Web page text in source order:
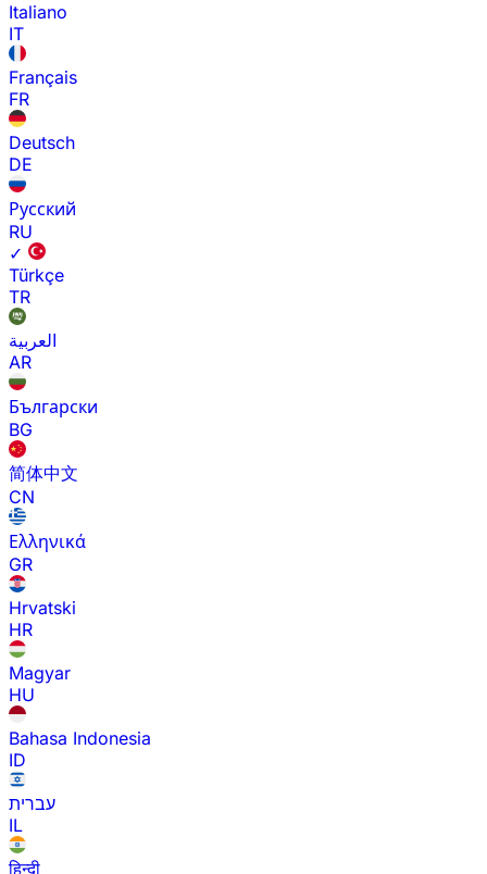
Italiano
IT
Français
FR
Deutsch
DE
Русский
RU
✓
Türkçe
TR
العربية
AR
Български
BG
简体中文
CN
Ελληνικά
GR
Hrvatski
HR
Magyar
HU
Bahasa Indonesia
ID
עברית
IL
हिन्दी